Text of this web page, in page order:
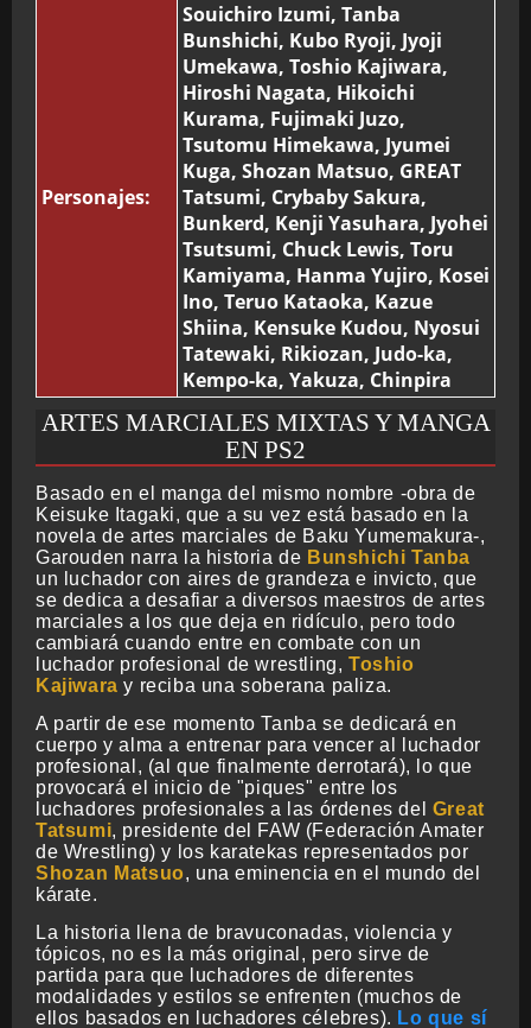
Personajes:
Souichiro Izumi, Tanba
Bunshichi, Kubo Ryoji, Jyoji
Umekawa, Toshio Kajiwara,
Hiroshi Nagata, Hikoichi
Kurama, Fujimaki Juzo,
Tsutomu Himekawa, Jyumei
Kuga, Shozan Matsuo, GREAT
Tatsumi, Crybaby Sakura,
Bunkerd, Kenji Yasuhara, Jyohei
Tsutsumi, Chuck Lewis, Toru
Kamiyama, Hanma Yujiro, Kosei
Ino, Teruo Kataoka, Kazue
Shiina, Kensuke Kudou, Nyosui
Tatewaki, Rikiozan, Judo-ka,
Kempo-ka, Yakuza, Chinpira
ARTES MARCIALES MIXTAS Y MANGA
EN PS2
Basado en el manga del mismo nombre -obra de
Keisuke Itagaki, que a su vez está basado en la
novela de artes marciales de Baku Yumemakura-,
Garouden narra la historia de Bunshichi Tanba
un luchador con aires de grandeza e invicto, que
se dedica a desafiar a diversos maestros de artes
marciales a los que deja en ridículo, pero todo
cambiará cuando entre en combate con un
luchador profesional de wrestling,Toshio
Kajiwara y reciba una soberana paliza.
A partir de ese momento Tanba se dedicará en
cuerpo y alma a entrenar para vencer al luchador
profesional, (al que finalmente derrotará), lo que
provocará el inicio de "piques" entre los
luchadores profesionales a las órdenes del Great
Tatsumi, presidente del FAW (Federación Amater
de Wrestling) y los karatekas representados por
Shozan Matsuo, una eminencia en el mundo del
kárate.
La historia llena de bravuconadas, violencia y
tópicos, no es la más original, pero sirve de
partida para que luchadores de diferentes
modalidades y estilos se enfrenten (muchos de
ellos basados en luchadores célebres). Lo que sí